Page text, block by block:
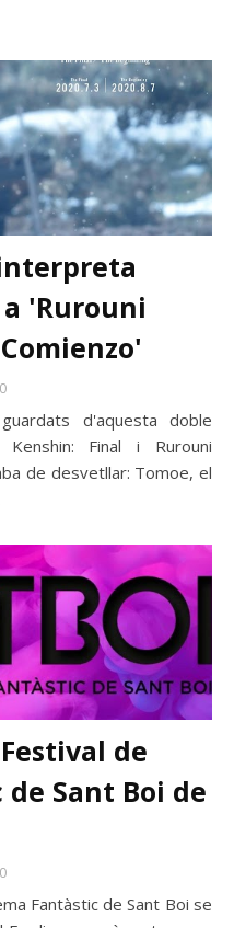
'Rurouni
d'aquesta doble
Final i Rurouni
de desvetllar: Tomoe, el
de
Sant Boi de
Fantàstic de Sant Boi se